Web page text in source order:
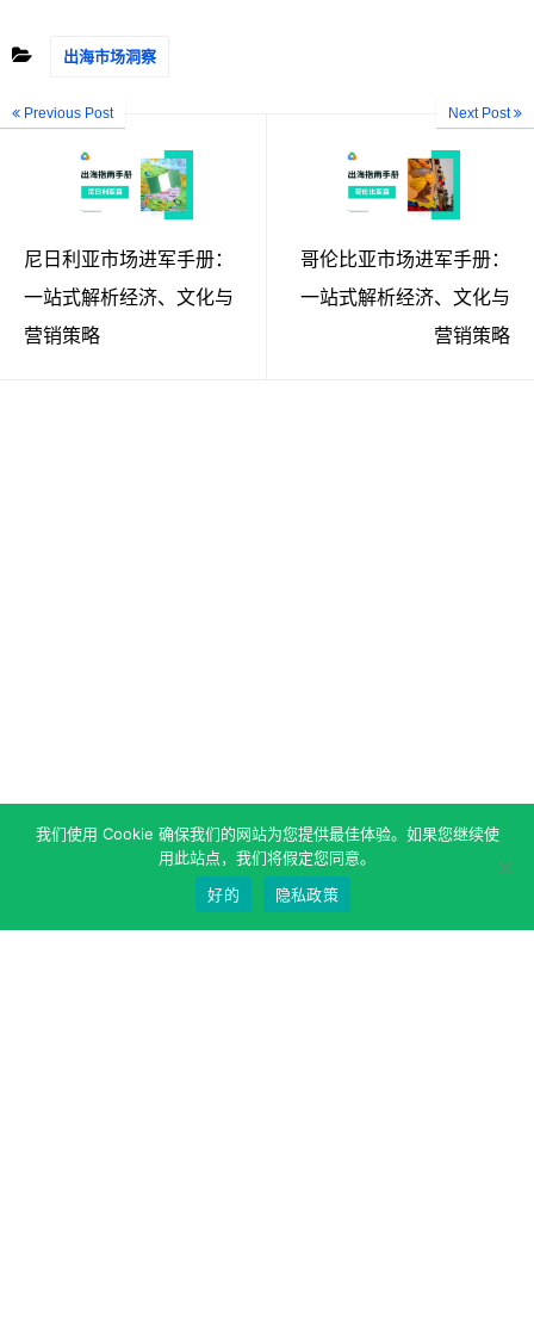
出海市场洞察
Previous Post
尼日利亚市场进军手册：
一站式解析经济、文化与
营销策略
Next Post
哥伦比亚市场进军手册：
一站式解析经济、文化与
营销策略
我们使用 Cookie 确保我们的网站为您提供最佳体验。如果您继续使
用此站点，我们将假定您同意。
好的
隐私政策